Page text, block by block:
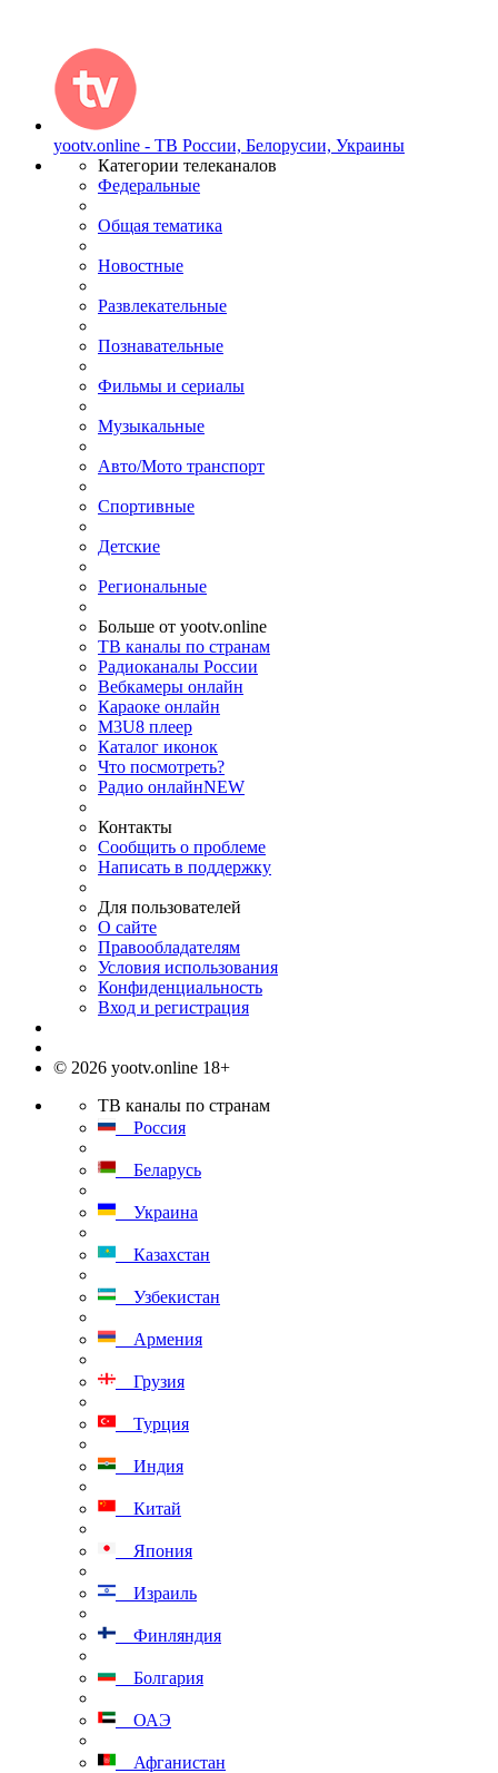
yootv.online - ТВ России, Белорусии, Украины
Категории телеканалов
Федеральные
Общая тематика
Новостные
Развлекательные
Познавательные
Фильмы и сериалы
Музыкальные
Авто/Мото транспорт
Спортивные
Детские
Региональные
Больше от yootv.online
ТВ каналы по странам
Радиоканалы России
Вебкамеры онлайн
Караоке онлайн
M3U8 плеер
Каталог иконок
Что посмотреть?
Радио онлайнNEW
Контакты
Сообщить о проблеме
Написать в поддержку
Для пользователей
О сайте
Правообладателям
Условия использования
Конфиденциальность
Вход и регистрация
© 2026 yootv.online 18+
ТВ каналы по странам
Россия
Беларусь
Украина
Казахстан
Узбекистан
Армения
Грузия
Турция
Индия
Китай
Япония
Израиль
Финляндия
Болгария
ОАЭ
Афганистан